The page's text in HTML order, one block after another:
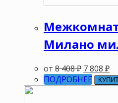
Милано
от 8 408₽ 7 808 ₽
ПОДРОБНЕЕ